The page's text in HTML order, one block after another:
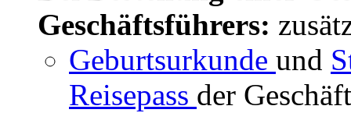
Geschäftsführers:
Geburtsurkunde und
Reisepass der